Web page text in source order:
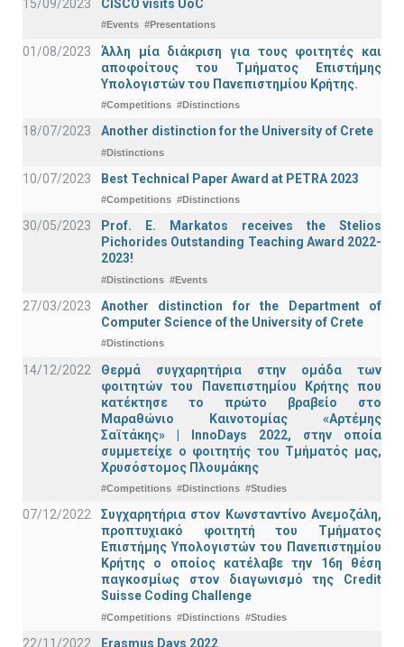
15/09/2023 CISCO visits UoC
#Events #Presentations
01/08/2023
Άλλη μία διάκριση για τους φοιτητές και
αποφοίτους του Τμήματος Επιστήμης
Υπολογιστών του Πανεπιστημίου Κρήτης.
#Competitions #Distinctions
18/07/2023 Another distinction for the University of Crete
#Distinctions
10/07/2023 Best Technical Paper Award at PETRA 2023
#Competitions #Distinctions
30/05/2023
Prof. E. Markatos receives the Stelios
Pichorides Outstanding Teaching Award 2022-
2023!
#Distinctions #Events
27/03/2023
Another distinction for the Department of
Computer Science of the University of Crete
#Distinctions
14/12/2022
Θερμά συγχαρητήρια στην ομάδα των
φοιτητών του Πανεπιστημίου Κρήτης που
κατέκτησε το πρώτο βραβείο στο
Μαραθώνιο Καινοτομίας «Αρτέμης
Σαϊτάκης» | InnoDays 2022, στην οποία
συμμετείχε ο φοιτητής του Τμήματός μας,
Χρυσόστομος Πλουμάκης
#Competitions #Distinctions #Studies
07/12/2022
Συγχαρητήρια στον Κωνσταντίνο Ανεμοζάλη,
προπτυχιακό φοιτητή του Τμήματος
Επιστήμης Υπολογιστών του Πανεπιστημίου
Κρήτης ο οποίος κατέλαβε την 16η θέση
παγκοσμίως στον διαγωνισμό της Credit
Suisse Coding Challenge
#Competitions #Distinctions #Studies
22/11/2022 Erasmus Days 2022